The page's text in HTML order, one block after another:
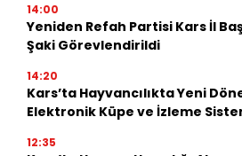
14:00
Yeniden Refah Partisi Kars İl
Şaki Görevlendirildi
14:20
Kars’ta Hayvancılıkta Yeni
Elektronik Küpe ve İzleme
12:35